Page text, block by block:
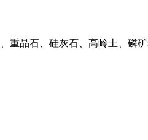
重晶石、硅灰石、高岭土、磷